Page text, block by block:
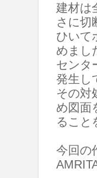
建材は
さに切
ひいて
めまし
センタ
発生し
その対
め図面
ること
今回の